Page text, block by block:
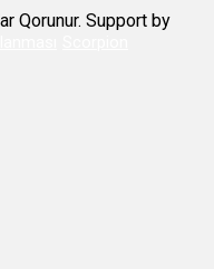
Qorunur. Support by